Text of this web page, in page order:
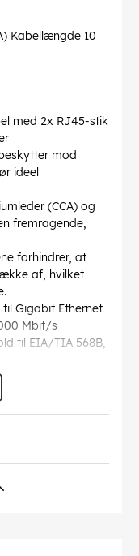
Kabellængde 10
med 2x RJ45-stik
mod
ideel
(CCA) og
fremragende,
forhindrer, at
af, hvilket
Gigabit Ethernet
Mbit/s
til EIA/TIA 568B,
på den
på det